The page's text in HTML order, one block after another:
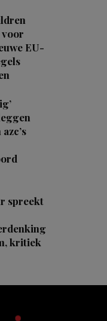
EU-
spreekt
kritiek